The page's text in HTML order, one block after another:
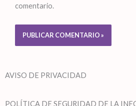
comentario.
AVISO DE PRIVACIDAD
POLÍTICA DE SEGURIDAD DE LA